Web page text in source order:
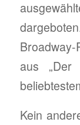
aus „Der
Kein